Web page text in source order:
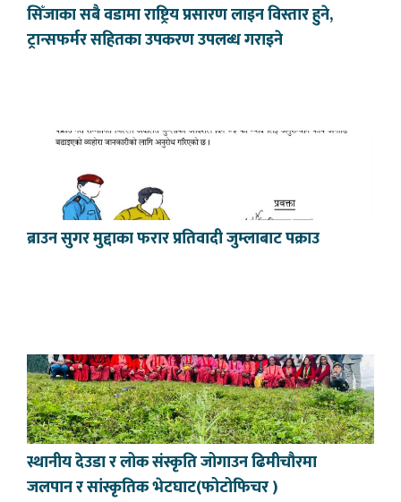
सिँजाका सबै वडामा राष्ट्रिय प्रसारण लाइन विस्तार हुने,
ट्रान्सफर्मर सहितका उपकरण उपलब्ध गराइने
ब्राउन सुगर मुद्दाका फरार प्रतिवादी जुम्लाबाट पक्राउ
स्थानीय देउडा र लोक संस्कृति जोगाउन ढिमीचौरमा
जलपान र सांस्कृतिक भेटघाट(फोटोफिचर )